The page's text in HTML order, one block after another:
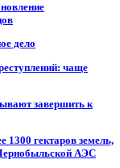
дело
чаще
завершить к
1300 гектаров земель,
АЭС